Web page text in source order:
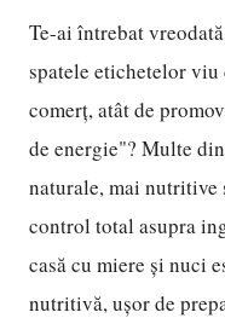
Te-ai întrebat
spatele etichetelor
comerț, atât de
de energie"? Multe
naturale, mai nutritive
control total asupra
casă cu miere și nuci
nutritivă, ușor de